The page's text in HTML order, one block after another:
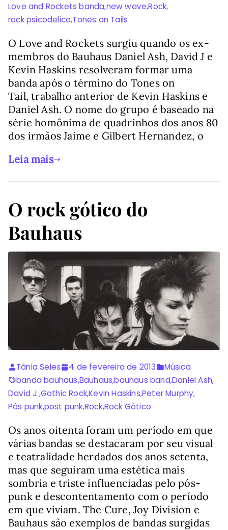
Love and Rockets banda,new wave,Rock,
rock psicodelico,Tones on Tails
O Love and Rockets surgiu quando os ex-
membros do Bauhaus Daniel Ash, David J e
Kevin Haskins resolveram formar uma
banda após o término do Tones on
Tail, trabalho anterior de Kevin Haskins e
Daniel Ash. O nome do grupo é baseado na
série homônima de quadrinhos dos anos 80
dos irmãos Jaime e Gilbert Hernandez, o
Leia mais
O rock gótico do
Bauhaus
Tânia Seles 4 de fevereiro de 2013
Música
banda bauhaus,Bauhaus,bauhaus band,Daniel Ash,
David J.,Gothic Rock,Kevin Haskins,Peter Murphy,
Pós punk,post punk,Rock,Rock Gótico
Os anos oitenta foram um período em que
várias bandas se destacaram por seu visual
e teatralidade herdados dos anos setenta,
mas que seguiram uma estética mais
sombria e triste influenciadas pelo pós-
punk e descontentamento com o período
em que viviam. The Cure, Joy Division e
Bauhaus são exemplos de bandas surgidas